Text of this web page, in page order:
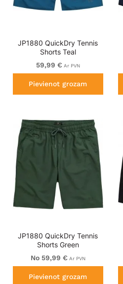
JP1880 QuickDry Tennis
Shorts Teal
59,99 € Ar PVN
Pievienot grozam
JP1880 QuickDry Tennis
Shorts Green
No 59,99 € Ar PVN
Pievienot grozam